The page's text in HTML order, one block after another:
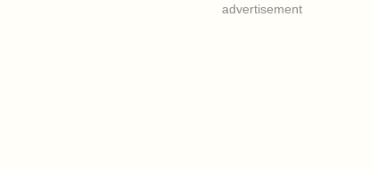
advertisement